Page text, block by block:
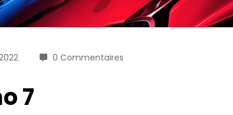
0 Commentaires
7